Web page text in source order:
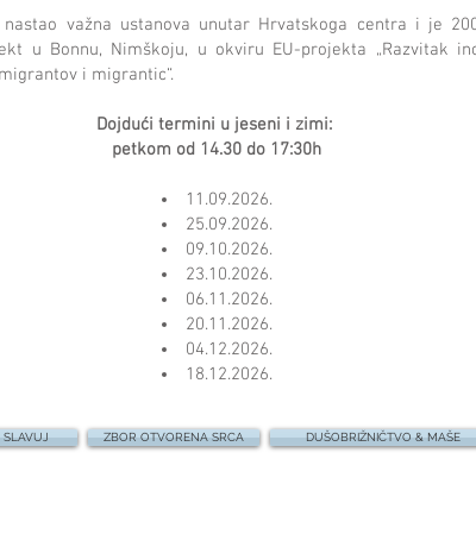
važna ustanova unutar Hrvatskoga centra i je
u Bonnu, Nimškoju, u okviru EU-projekta „Razvitak
i migrantic“.
Dojdući termini u jeseni i zimi:
petkom od 14.30 do 17:30h
11.09.2026.
25.09.2026.
09.10.2026.
23.10.2026.
06.11.2026.
20.11.2026.
04.12.2026.
18.12.2026.
SLAVUJ ZBOR OTVORENA SRCA DUŠOBRIŽNIČTVO & MAŠE